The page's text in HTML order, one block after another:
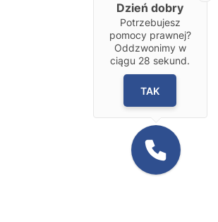
Dzień dobry
Potrzebujesz
pomocy prawnej?
Oddzwonimy w
ciągu 28 sekund.
TAK